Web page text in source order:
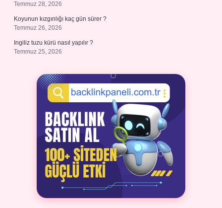
Temmuz 28, 2026
Koyunun kızgınlığı kaç gün sürer ?
Temmuz 26, 2026
Ingiliz tuzu kürü nasıl yapılır ?
Temmuz 25, 2026